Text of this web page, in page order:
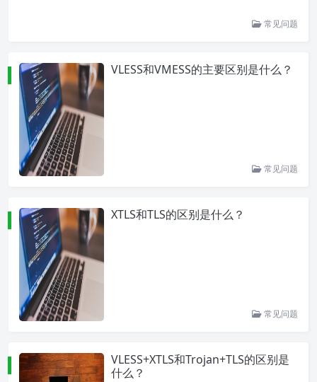
常见问题
VLESS和VMESS的主要区别是什么？
常见问题
XTLS和TLS的区别是什么？
常见问题
VLESS+XTLS和Trojan+TLS的区别是
什么？